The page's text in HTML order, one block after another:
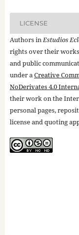
LICENSE
Authors inEstudios
rights over their
and public
under aCreative
NoDerivates 4.0
their work on the
personal pages,
license and quoting